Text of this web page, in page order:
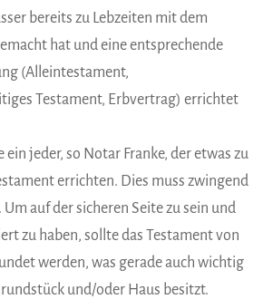
bereits zu Lebzeiten mit dem
hat und eine entsprechende
(Alleintestament,
Testament, Erbvertrag) errichtet
jeder, so Notar Franke, der etwas zu
errichten. Dies muss zwingend
auf der sicheren Seite zu sein und
zu haben, sollte das Testament von
werden, was gerade auch wichtig
und/oder Haus besitzt.